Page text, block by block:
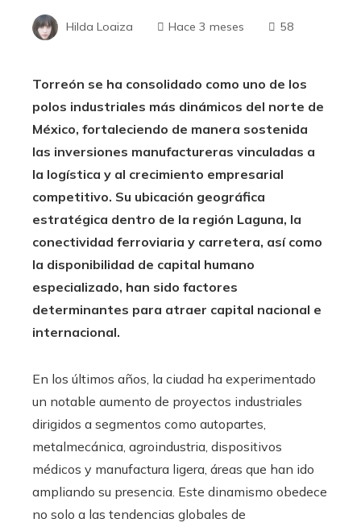
Hilda Loaiza Hace 3 meses 58
Torreón se ha consolidado como uno de los
polos industriales más dinámicos del norte de
México, fortaleciendo de manera sostenida
las inversiones manufactureras vinculadas a
la logística y al crecimiento empresarial
competitivo. Su ubicación geográfica
estratégica dentro de la región Laguna, la
conectividad ferroviaria y carretera, así como
la disponibilidad de capital humano
especializado, han sido factores
determinantes para atraer capital nacional e
internacional.
En los últimos años, la ciudad ha experimentado
un notable aumento de proyectos industriales
dirigidos a segmentos como autopartes,
metalmecánica, agroindustria, dispositivos
médicos y manufactura ligera, áreas que han ido
ampliando su presencia. Este dinamismo obedece
no solo a las tendencias globales de